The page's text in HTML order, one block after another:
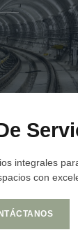
integrales
con